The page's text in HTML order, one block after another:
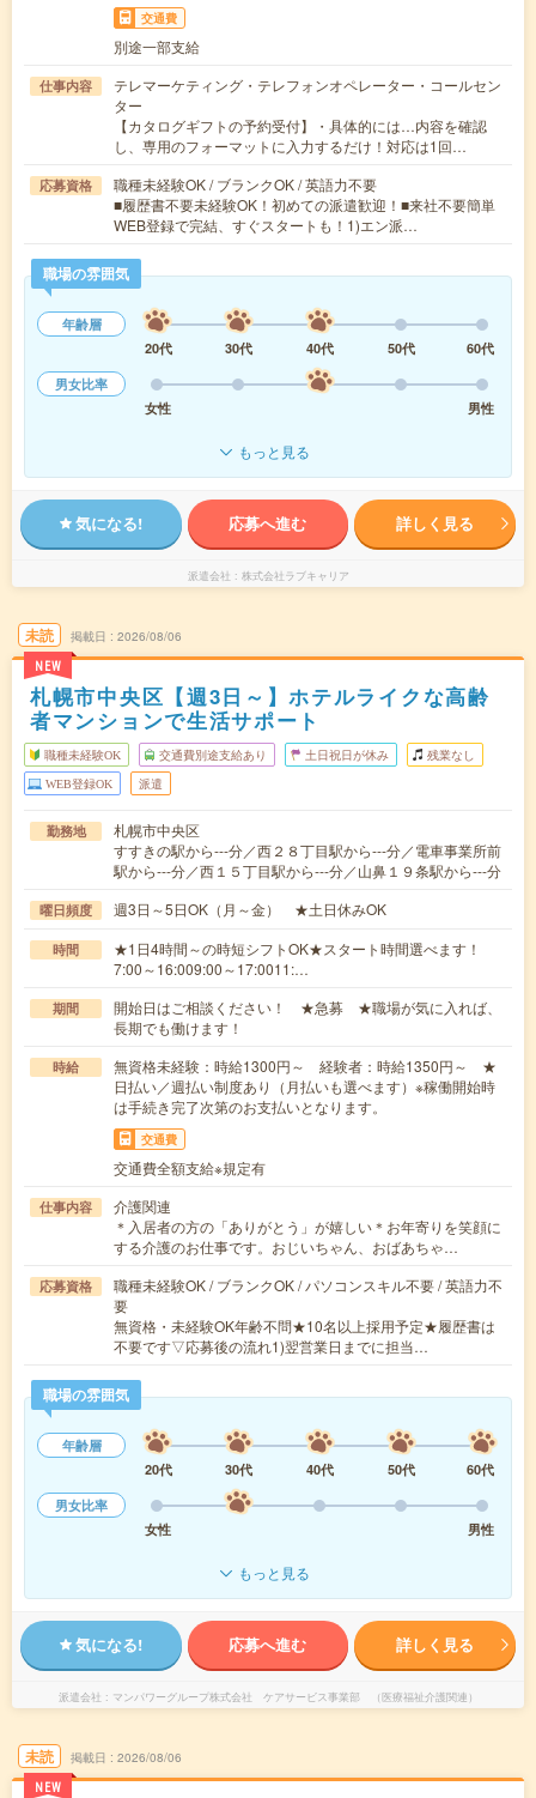
交通費
別途一部支給
仕事内容
テレマーケティング・テレフォンオペレーター・コールセン
ター
【カタログギフトの予約受付】・具体的には…内容を確認
し、専用のフォーマットに入力するだけ！対応は1回…
応募資格
職種未経験OK / ブランクOK / 英語力不要
■履歴書不要未経験OK！初めての派遣歓迎！■来社不要簡単
WEB登録で完結、すぐスタートも！1)エン派…
職場の雰囲気
年齢層
20代
30代 40代 50代
60代
男女比率
女性
男性
もっと見る
気になる! 応募へ進む 詳しく見る
派遣会社 株式会社ラブキャリア
未読
NEW
掲載日 2026/08/06
札幌市中央区【週3日～】ホテルライクな高齢
者マンションで生活サポート
職種未経験OK 交通費別途支給あり 土日祝日が休み 残業なし
WEB登録OK 派遣
勤務地
札幌市中央区
すすきの駅から---分／西２８丁目駅から---分／電車事業所前
駅から---分／西１５丁目駅から---分／山鼻１９条駅から---分
曜日頻度 週3日～5日OK（月～金） ★土日休みOK
時間
★1日4時間～の時短シフトOK★スタート時間選べます！
7:00～16:009:00～17:0011:…
期間
開始日はご相談ください！ ★急募 ★職場が気に入れば、
長期でも働けます！
時給
無資格未経験：時給1300円～ 経験者：時給1350円～ ★
日払い／週払い制度あり（月払いも選べます）※稼働開始時
は手続き完了次第のお支払いとなります。
交通費
交通費全額支給※規定有
仕事内容
介護関連
＊入居者の方の「ありがとう」が嬉しい＊お年寄りを笑顔に
する介護のお仕事です。おじいちゃん、おばあちゃ…
応募資格
職種未経験OK / ブランクOK / パソコンスキル不要 / 英語力不
要
無資格・未経験OK年齢不問★10名以上採用予定★履歴書は
不要です▽応募後の流れ1)翌営業日までに担当…
職場の雰囲気
年齢層
20代
30代 40代 50代
60代
男女比率
女性
男性
もっと見る
気になる! 応募へ進む 詳しく見る
派遣会社 マンパワーグループ株式会社 ケアサービス事業部 （医療福祉介護関連）
未読
NEW
掲載日 2026/08/06